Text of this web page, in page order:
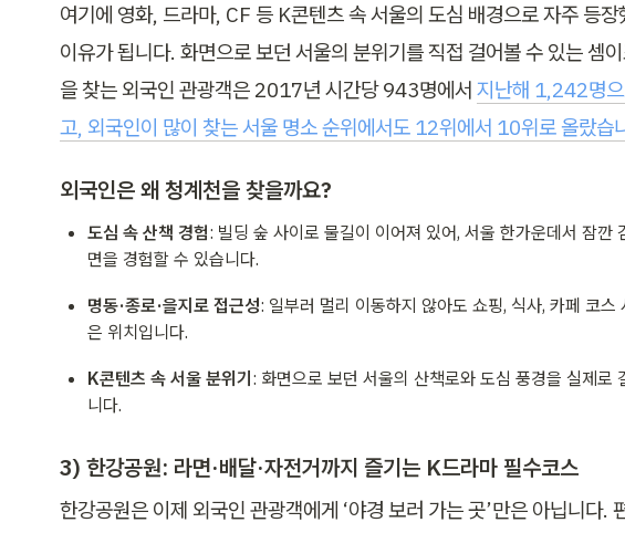
여기에 영화, 드라마, CF 등 K콘텐츠 속 서울의 도심 배경으로 자주 등
이유가 됩니다. 화면으로 보던 서울의 분위기를 직접 걸어볼 수 있는 셈
을 찾는 외국인 관광객은 2017년 시간당 943명에서 지난해 1,242명
고, 외국인이 많이 찾는 서울 명소 순위에서도 12위에서 10위로 올랐습
외국인은 왜 청계천을 찾을까요?
도심 속 산책 경험: 빌딩 숲 사이로 물길이 이어져 있어, 서울 한가운데서 잠깐
면을 경험할 수 있습니다.
명동·종로·을지로 접근성: 일부러 멀리 이동하지 않아도 쇼핑, 식사, 카페 코스
은 위치입니다.
K콘텐츠 속 서울 분위기 : 화면으로 보던 서울의 산책로와 도심 풍경을 실제로
니다.
3) 한강공원: 라면·배달·자전거까지 즐기는 K드라마 필수코스
한강공원은 이제 외국인 관광객에게 ‘야경 보러 가는 곳’만은 아닙니다.